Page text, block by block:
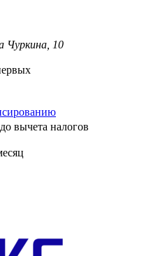
Чуркина, 10
до вычета налогов